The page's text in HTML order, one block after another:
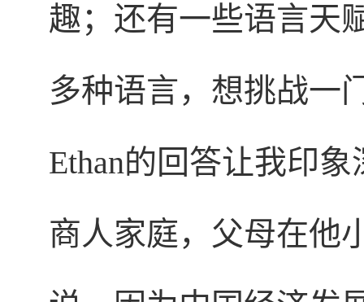
趣；还有一些语言天
多种语言，想挑战
Ethan的回答让我印
商人家庭，父母在他